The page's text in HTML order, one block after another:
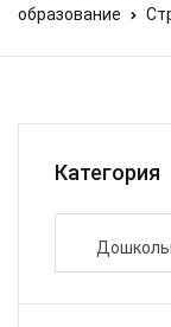
образование
Категория